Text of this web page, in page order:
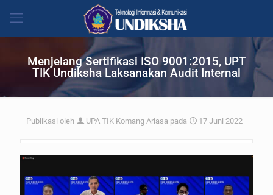
Menjelang Sertifikasi ISO 9001:2015, UPT
TIK Undiksha Laksanakan Audit Internal
Publikasi oleh UPA TIK Komang Ariasa pada 17 Juni 2022